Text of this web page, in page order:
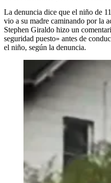
La denuncia dice que el niño de
vio a su madre caminando por la
Stephen Giraldo hizo un
seguridad puesto» antes de
el niño, según la denuncia.